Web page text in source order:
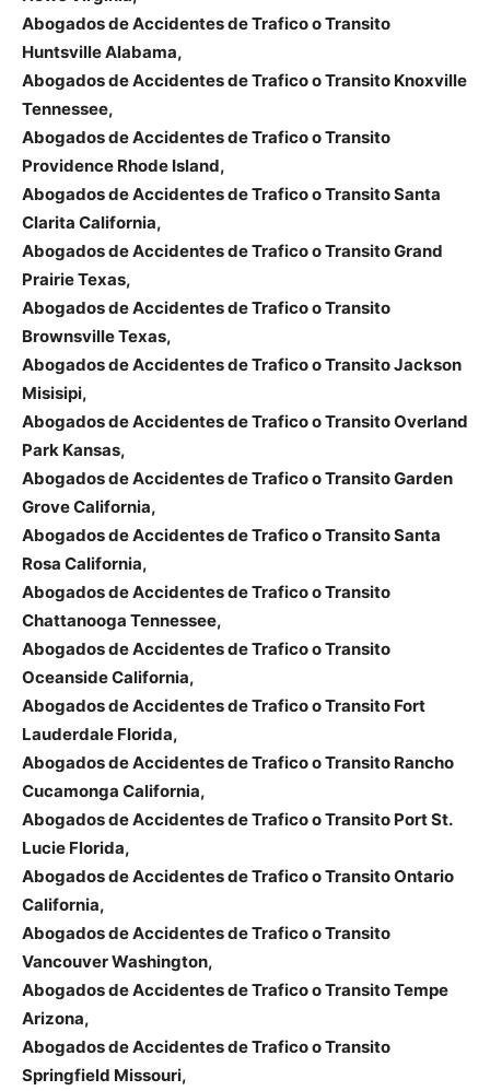
Abogados de Accidentes de Trafico o Transito
Huntsville Alabama,
Abogados de Accidentes de Trafico o Transito Knoxville
Tennessee,
Abogados de Accidentes de Trafico o Transito
Providence Rhode Island,
Abogados de Accidentes de Trafico o Transito Santa
Clarita California,
Abogados de Accidentes de Trafico o Transito Grand
Prairie Texas,
Abogados de Accidentes de Trafico o Transito
Brownsville Texas,
Abogados de Accidentes de Trafico o Transito Jackson
Misisipi,
Abogados de Accidentes de Trafico o Transito Overland
Park Kansas,
Abogados de Accidentes de Trafico o Transito Garden
Grove California,
Abogados de Accidentes de Trafico o Transito Santa
Rosa California,
Abogados de Accidentes de Trafico o Transito
Chattanooga Tennessee,
Abogados de Accidentes de Trafico o Transito
Oceanside California,
Abogados de Accidentes de Trafico o Transito Fort
Lauderdale Florida,
Abogados de Accidentes de Trafico o Transito Rancho
Cucamonga California,
Abogados de Accidentes de Trafico o Transito Port St.
Lucie Florida,
Abogados de Accidentes de Trafico o Transito Ontario
California,
Abogados de Accidentes de Trafico o Transito
Vancouver Washington,
Abogados de Accidentes de Trafico o Transito Tempe
Arizona,
Abogados de Accidentes de Trafico o Transito
Springfield Missouri,